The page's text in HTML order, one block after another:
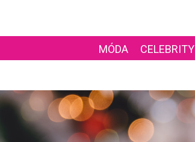
MÓDA CELEBRITY